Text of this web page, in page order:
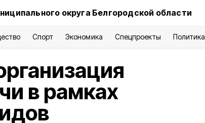
округа Белгородской области
Спорт Экономика Спецпроекты Политика
в рамках